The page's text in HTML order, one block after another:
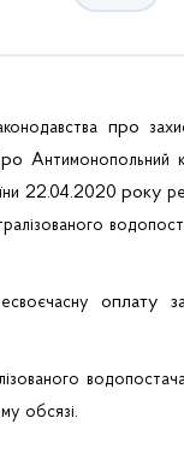
про
Антимонопольний
22.04.2020 року
оплату
обсязі.